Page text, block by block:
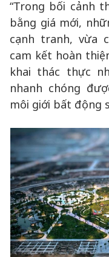
“Trong bối cảnh
bằng giá mới,
cạnh tranh, vừa
cam kết hoàn
khai thác thực
nhanh chóng
môi giới bất động